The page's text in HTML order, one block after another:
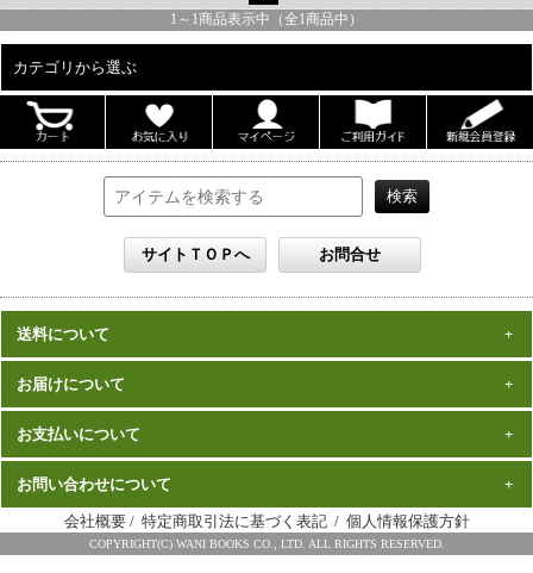
1 ～ 1商品表示中（全1商品中）
カテゴリから選ぶ
ALL
男性写真集
雑誌
送料について
数量、価格に関わらず
※沖縄の送料は1,500円となります。
※商品により諸事情で金額が変更する場合もございます。
※同梱不可の商品もございますのでご注意ください。
詳細はこちら
お届けについて
在庫がある商品につきましては、
お届けとなります。
予約商品は、特典完成後の発送となりますので、
発売（予定）日
から１～２ヶ月程度でのお届けとなります
※お届けは日本国内に限らせていただきます。
お支払いについて
クレジットカード・代金引換がご利用になれます。
お問い合わせについて
ワニブックス スペシャルエディション事務局
会社概要/ 特定商取引法に基づく表記 / 個人情報保護方針
COPYRIGHT(C) WANI BOOKS CO., LTD. ALL RIGHTS RESERVED.